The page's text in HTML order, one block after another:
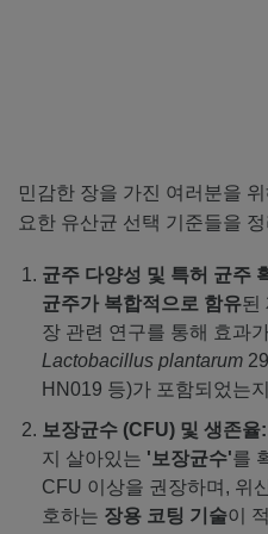
민감한 장을 가진 여러분을
요한 유산균 선택 기준들을
균주 다양성 및 특허 균주
균주가 복합적으로 함유된
장 관련 연구를 통해 효과
Lactobacillus plantarum
HN019 등)가 포함되었는
보장균수 (CFU) 및 생존율:
지 살아있는 '보장균수'를
CFU 이상을 권장하며, 위
호하는 장용 코팅 기술이